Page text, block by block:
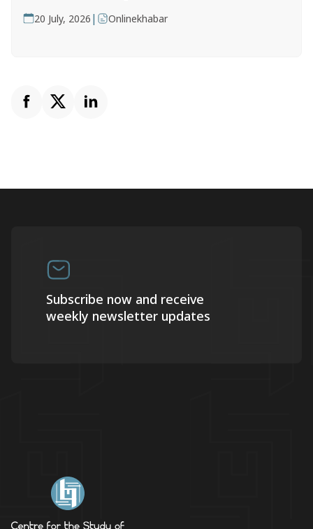
20 July, 2026 | Onlinekhabar
Subscribe now and receive
weekly newsletter updates